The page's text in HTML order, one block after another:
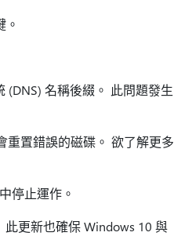
名稱後綴。 此問題發生
重置錯誤的磁碟。 欲了解更多
中停止運作。
更新也確保 Windows 10 與